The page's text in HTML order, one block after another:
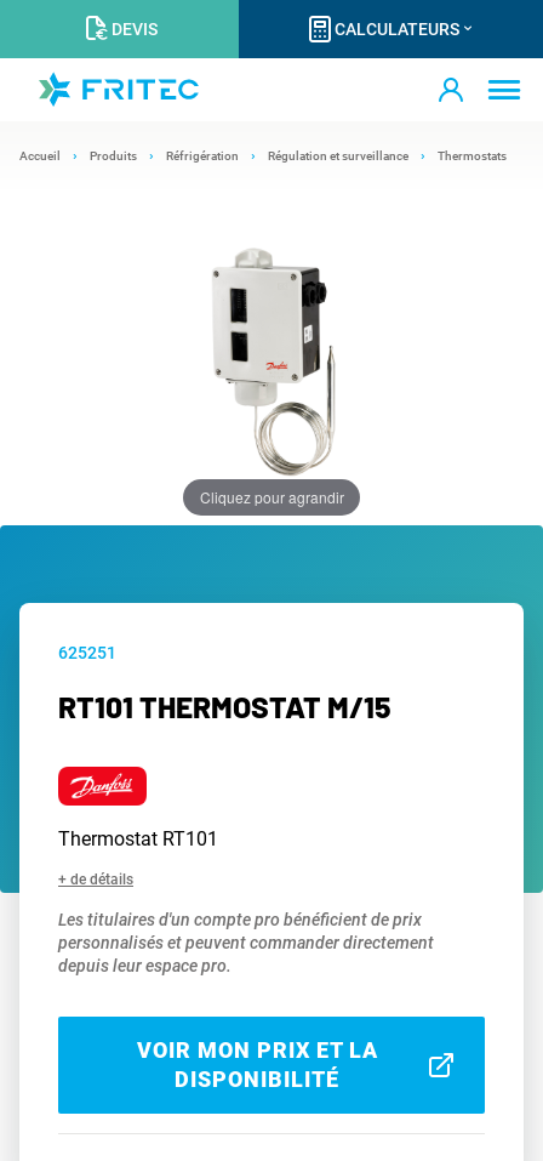
DEVIS CALCULATEURS
Accueil Produits Réfrigération Régulation et surveillance Thermostats
Cliquez pour agrandir
625251
RT101 THERMOSTAT M/15
Thermostat RT101
+ de détails
Les titulaires d'un compte pro bénéficient de prix
personnalisés et peuvent commander directement
depuis leur espace pro.
VOIR MON PRIX ET LA
DISPONIBILITÉ